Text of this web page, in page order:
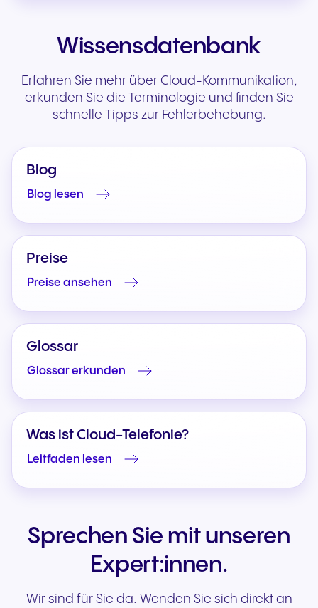
Wissensdatenbank
Erfahren Sie mehr über Cloud-Kommunikation,
erkunden Sie die Terminologie und finden Sie
schnelle Tipps zur Fehlerbehebung.
Blog
Blog lesen
Preise
Preise ansehen
Glossar
Glossar erkunden
Was ist Cloud-Telefonie?
Leitfaden lesen
Sprechen Sie mit unseren
Expert:innen.
Wir sind für Sie da. Wenden Sie sich direkt an